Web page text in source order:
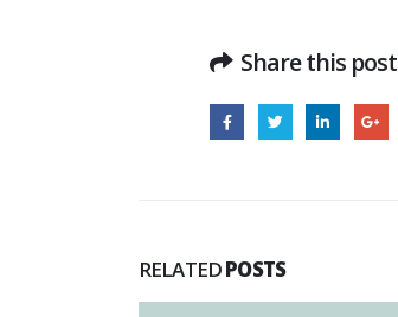
Share this post
RELATEDPOSTS